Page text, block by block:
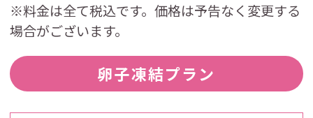
※料金は全て税込です。価格は予告なく変更する
場合がございます。
卵子凍結プラン